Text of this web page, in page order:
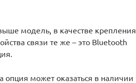
модель, в качестве крепления
связи те же – это Bluetooth
может оказаться в наличии